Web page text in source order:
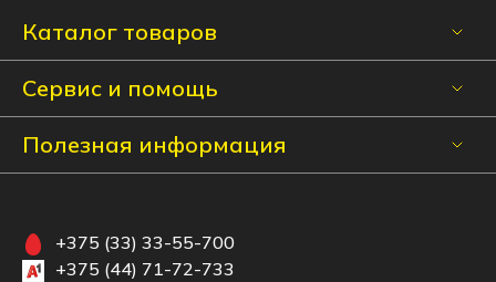
Каталог товаров
Сервис и помощь
Полезная информация
+375 (33) 33-55-700
+375 (44) 71-72-733